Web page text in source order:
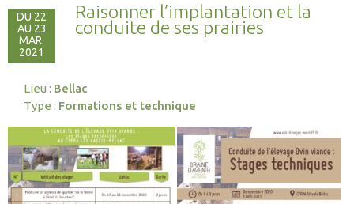
DU 22
AU 23
MAR.
2021
Raisonner l’implantation et la
conduite de ses prairies
Lieu : Bellac
Type : Formations et technique